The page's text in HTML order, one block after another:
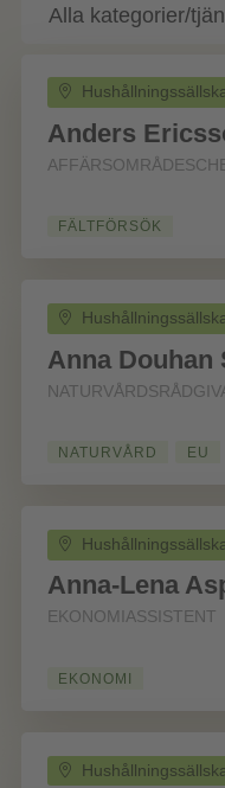
Anders
FÄLTFÖRSÖK
Anna Douhan
NATURVÅRD EU
Anna-Lena
EKONOMIASSISTENT
EKONOMI